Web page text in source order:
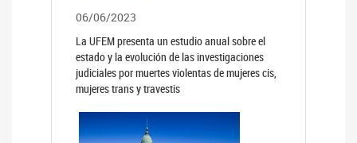
06/06/2023
La UFEM presenta un estudio anual sobre el
estado y la evolución de las investigaciones
judiciales por muertes violentas de mujeres cis,
mujeres trans y travestis